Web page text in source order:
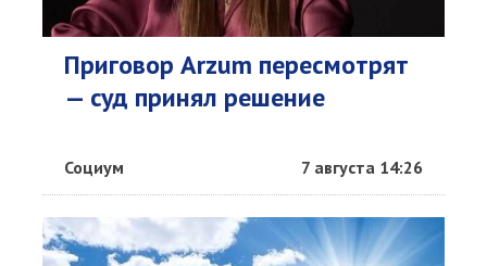
Приговор Arzum пересмотрят
— суд принял решение
Социум 7 августа 14:26